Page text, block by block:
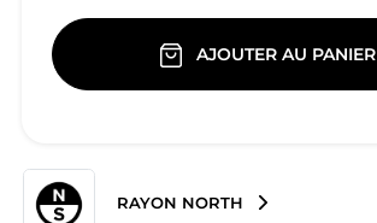
AJOUTER AU PANIER
RAYON NORTH